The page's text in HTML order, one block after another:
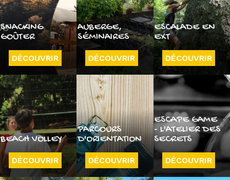
SNACKING
GOÛTER
DÉCOUVRIR
AUBERGE,
SÉMINAIRES
DÉCOUVRIR
ESCALADE EN
EXT
DÉCOUVRIR
BEACH VOLLEY
DÉCOUVRIR
PARCOURS
D'ORIENTATION
DÉCOUVRIR
ESCAPE GAME
- L'ATELIER DES
SECRETS
DÉCOUVRIR